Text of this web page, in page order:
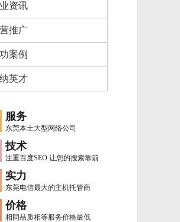
资讯
推广
案例
英才
服务
东莞本土大型网络公司
技术
注重百度SEO 让您的搜索靠前
实力
东莞电信最大的主机托管商
价格
相同品质相等服务价格最低